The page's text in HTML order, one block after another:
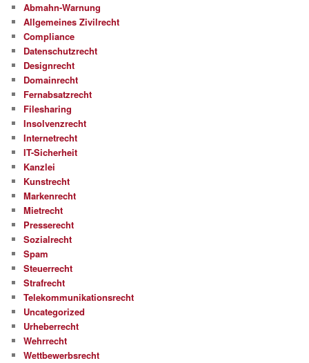
Abmahn-Warnung
Allgemeines Zivilrecht
Compliance
Datenschutzrecht
Designrecht
Domainrecht
Fernabsatzrecht
Filesharing
Insolvenzrecht
Internetrecht
IT-Sicherheit
Kanzlei
Kunstrecht
Markenrecht
Mietrecht
Presserecht
Sozialrecht
Spam
Steuerrecht
Strafrecht
Telekommunikationsrecht
Uncategorized
Urheberrecht
Wehrrecht
Wettbewerbsrecht